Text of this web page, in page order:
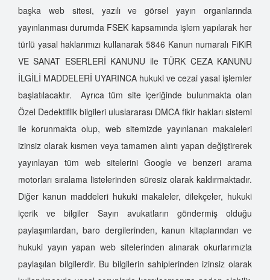
Dedektiflik Şirketi
Özel Dedektifliğin Akademik Eğitimi
İzmir Özel Dedektiflik A.Ş.
Kimler Özel Dedektif Olabilir?
Özel Dedektiflik Eğitimi
Özel Dedektiflik Hizmet Türleri
Sahte Dedektiflere Dikkat
Özel Hayatın Gizliliğini İhlal Suçu Nasıl Oluşur?
Sahte Özel Dedektiflerin Çalışma Şekilleri
Türkiye'de Özel Dedektiflik
Kimler Dedektif Olabilir?
Özel Dedektif Tutmak Suç Mu?
Özel Dedektif Olmak İçin Neler Gerekir?
Özel Dedektiflik Seçiminde Nelere Dikkat Etmeliyiz?
başka web sitesi, yazılı ve görsel yayın organlarında
yayınlanması durumda FSEK kapsamında işlem yapılarak her
türlü yasal haklarımızı kullanarak 5846 Kanun numaralı FiKiR
VE SANAT ESERLERİ KANUNU ile TÜRK CEZA KANUNU
İLGİLİ MADDELERİ UYARINCA hukuki ve cezai yasal işlemler
başlatılacaktır. Ayrıca tüm site içeriğinde bulunmakta olan
Özel Dedektiflik bilgileri uluslararası DMCA fikir hakları sistemi
ile korunmakta olup, web sitemizde yayınlanan makaleleri
izinsiz olarak kısmen veya tamamen alıntı yapan değiştirerek
yayınlayan tüm web sitelerini Google ve benzeri arama
motorları sıralama listelerinden süresiz olarak kaldırmaktadır.
Diğer kanun maddeleri hukuki makaleler, dilekçeler, hukuki
içerik ve bilgiler Sayın avukatların göndermiş olduğu
paylaşımlardan, baro dergilerinden, kanun kitaplarından ve
hukuki yayın yapan web sitelerinden alınarak okurlarımızla
paylaşılan bilgilerdir. Bu bilgilerin sahiplerinden izinsiz olarak